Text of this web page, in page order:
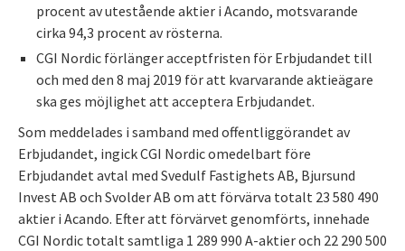
procent av utestående aktier i Acando, motsvarande
cirka 94,3 procent av rösterna.
CGI Nordic förlänger acceptfristen för Erbjudandet till
och med den 8 maj 2019 för att kvarvarande aktieägare
ska ges möjlighet att acceptera Erbjudandet.
Som meddelades i samband med offentliggörandet av
Erbjudandet, ingick CGI Nordic omedelbart före
Erbjudandet avtal med Svedulf Fastighets AB, Bjursund
Invest AB och Svolder AB om att förvärva totalt 23 580 490
aktier i Acando. Efter att förvärvet genomförts, innehade
CGI Nordic totalt samtliga 1 289 990 A-aktier och 22 290 500